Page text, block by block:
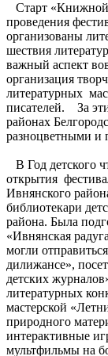
Старт «Книжной
проведения
организованы
шествия
важный аспект
организация
литературных
писателей. За
районах
разноцветными и
В Год детского
открытия
Ивнянского
библиотекари
района. Была
«Ивнянская
могли
дилижансе»,
детских
литературных
мастерской
природного
интерактивные
мультфильмы на